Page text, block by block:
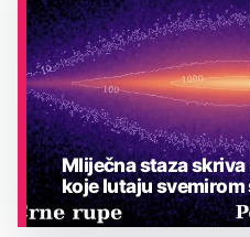
Mliječna staza
koje lutaju svemirom